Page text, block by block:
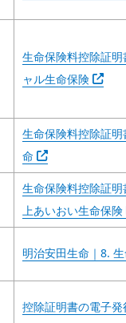
生命保険料控除証
ャル生命保険
Abra
生命保険料控除証
命
Abra em outra
生命保険料控除証
上あいおい生命保険
明治安田生命｜8.
控除証明書の電子